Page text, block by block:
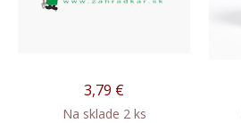
3,79 €
Na sklade 2 ks